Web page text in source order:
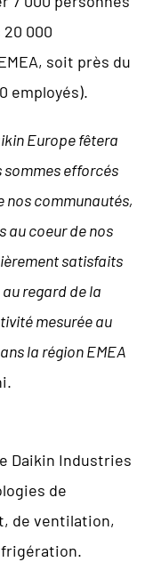
000
soit près du
employés).
Europe fêtera
sommes efforcés
nos communautés,
au coeur de nos
satisfaits
regard de la
mesurée au
la région EMEA
Daikin Industries
de
de ventilation,